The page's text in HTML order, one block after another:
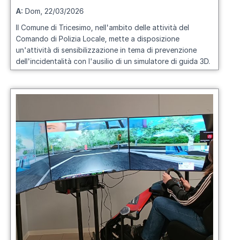
A: Dom, 22/03/2026
Il Comune di Tricesimo, nell'ambito delle attività del
Comando di Polizia Locale, mette a disposizione
un'attività di sensibilizzazione in tema di prevenzione
dell'incidentalità con l'ausilio di un simulatore di guida 3D.